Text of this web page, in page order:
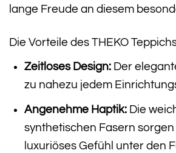
lange Freude an diesem
Die Vorteile des THEKO
Zeitloses Design:Der
zu nahezu jedem
Angenehme Haptik:Die
synthetischen Fasern sorgen
luxuriöses Gefühl unter den